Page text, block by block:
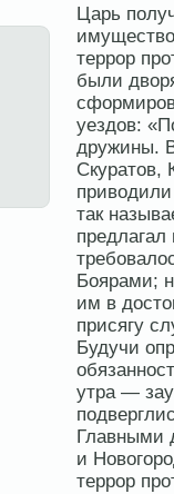
Царь
террор
были
уездов:
дружины.
так
Боярами;
им в
присягу
Будучи
утра —
Главными
и
террор